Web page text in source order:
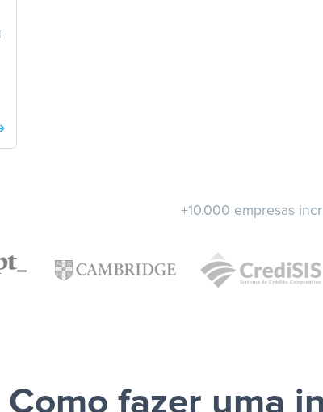
+10.000 empresas
Como fazer uma